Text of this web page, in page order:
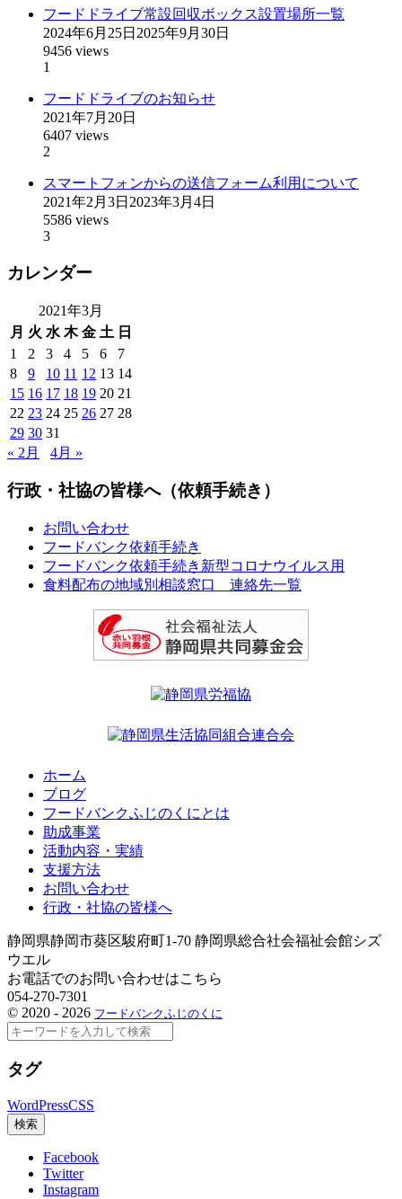
フードドライブ常設回収ボックス設置場所一覧
2024年6月25日 2025年9月30日
9456 views
1
フードドライブのお知らせ
2021年7月20日
6407 views
2
スマートフォンからの送信フォーム利用について
2021年2月3日 2023年3月4日
5586 views
3
カレンダー
2021年3月
月 火 水 木 金 土 日
1
2 3 4 5 6
7
8
9 10 11 12 13 14
15 16 17 18 19 20 21
22 23 24 25 26 27 28
29 30 31
« 2月
4月 »
行政・社協の皆様へ（依頼手続き）
お問い合わせ
フードバンク依頼手続き
フードバンク依頼手続き新型コロナウイルス用
食料配布の地域別相談窓口 連絡先一覧
ホーム
ブログ
フードバンクふじのくにとは
助成事業
活動内容・実績
支援方法
お問い合わせ
行政・社協の皆様へ
静岡県静岡市葵区駿府町1-70 静岡県総合社会福祉会館シズ
ウエル
お電話でのお問い合わせはこちら
054-270-7301
© 2020 - 2026 フードバンクふじのくに
検
タグ
WordPressCSS
検索
Facebook
Twitter
Instagram